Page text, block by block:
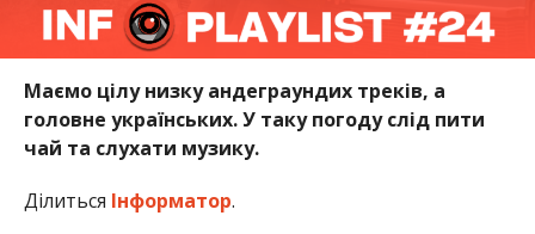
Маємо цілу низку андеграундих треків, а
головне українських. У таку погоду слід пити
чай та слухати музику.
Ділиться Інформатор.